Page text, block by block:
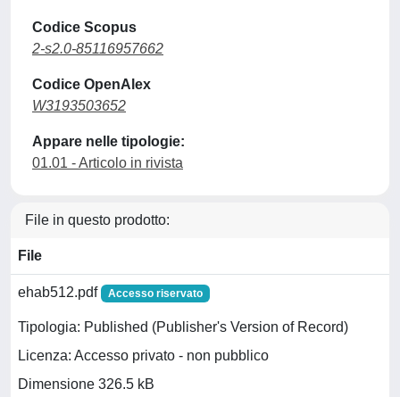
Codice Scopus
2-s2.0-85116957662
Codice OpenAlex
W3193503652
Appare nelle tipologie:
01.01 - Articolo in rivista
File in questo prodotto:
File
ehab512.pdf Accesso riservato
Tipologia: Published (Publisher's Version of Record)
Licenza: Accesso privato - non pubblico
Dimensione 326.5 kB